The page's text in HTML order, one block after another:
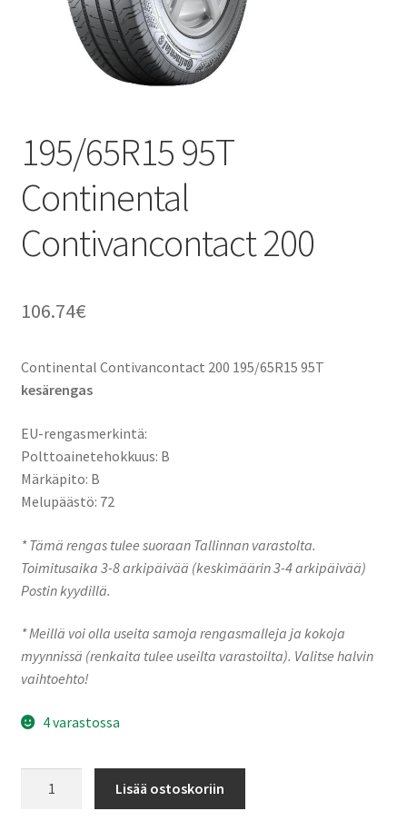
195/65R15 95T
Continental
Contivancontact 200
106.74€
Continental Contivancontact 200 195/65R15 95T
kesärengas
EU-rengasmerkintä:
Polttoainetehokkuus: B
Märkäpito: B
Melupäästö: 72
* Tämä rengas tulee suoraan Tallinnan varastolta.
Toimitusaika 3-8 arkipäivää (keskimäärin 3-4 arkipäivää)
Postin kyydillä.
* Meillä voi olla useita samoja rengasmalleja ja kokoja
myynnissä (renkaita tulee useilta varastoilta). Valitse halvin
vaihtoehto!
4 varastossa
Lisää ostoskoriin